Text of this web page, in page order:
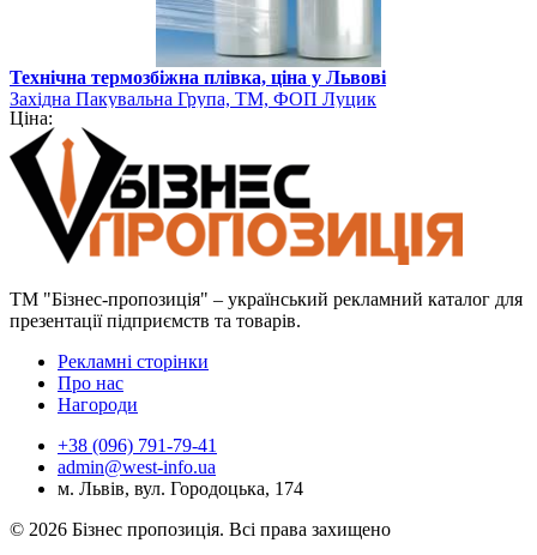
Технічна термозбіжна плівка, ціна у Львові
Західна Пакувальна Група, ТМ, ФОП Луцик
Ціна:
ТМ "Бізнес-пропозиція" – український рекламний каталог для
презентації підприємств та товарів.
Рекламні сторінки
Про нас
Нагороди
+38 (096) 791-79-41
admin@west-info.ua
м. Львів, вул. Городоцька, 174
© 2026 Бізнес пропозиція. Всі права захищено